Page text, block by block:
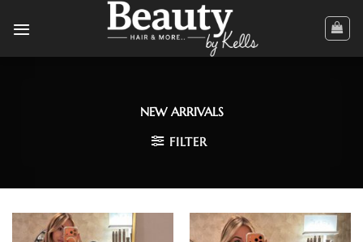
naar
NEW ARRIVALS
FILTER